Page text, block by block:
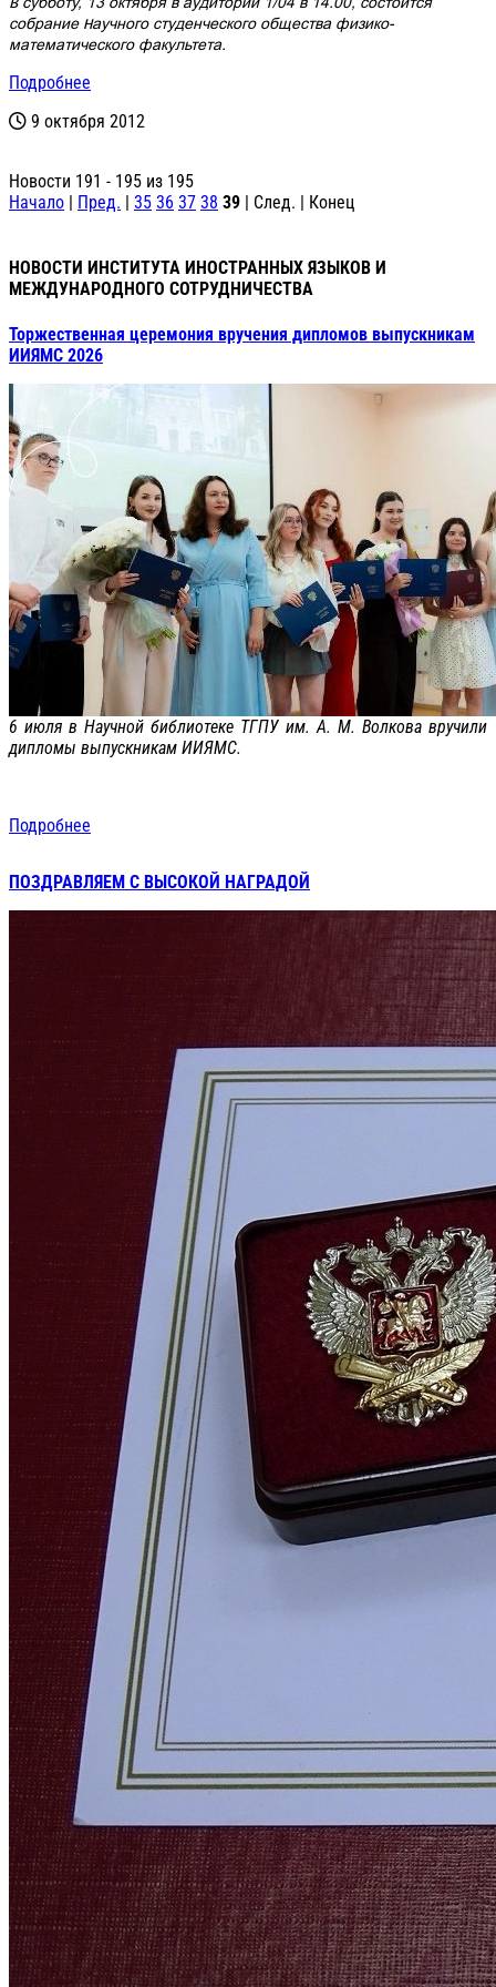
собрание Научного студенческого общества физико-
математического факультета.
Подробнее
9 октября 2012
Новости 191 - 195 из 195
Начало | Пред. | 35 36 37 38 39 | След. | Конец
НОВОСТИ ИНСТИТУТА ИНОСТРАННЫХ ЯЗЫКОВ И
МЕЖДУНАРОДНОГО СОТРУДНИЧЕСТВА
Торжественная церемония вручения дипломов выпускникам
ИИЯМС 2026
6 июля в Научной библиотеке ТГПУ им. А. М. Волкова вручили
дипломы выпускникам ИИЯМС.
Подробнее
ПОЗДРАВЛЯЕМ С ВЫСОКОЙ НАГРАДОЙ